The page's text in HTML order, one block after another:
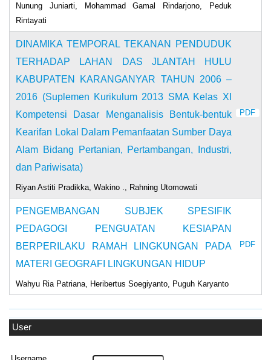
User
Nunung Juniarti, Mohammad Gamal Rindarjono, Peduk
Rintayati
DINAMIKA TEMPORAL TEKANAN PENDUDUK
TERHADAP LAHAN DAS JLANTAH HULU
KABUPATEN KARANGANYAR TAHUN 2006 –
2016 (Suplemen Kurikulum 2013 SMA Kelas XI
Kompetensi Dasar Menganalisis Bentuk-bentuk
Kearifan Lokal Dalam Pemanfaatan Sumber Daya
Alam Bidang Pertanian, Pertambangan, Industri,
dan Pariwisata)
Riyan Astiti Pradikka, Wakino ., Rahning Utomowati
PDF
PENGEMBANGAN SUBJEK SPESIFIK
PEDAGOGI PENGUATAN KESIAPAN
BERPERILAKU RAMAH LINGKUNGAN PADA
MATERI GEOGRAFI LINGKUNGAN HIDUP
Wahyu Ria Patriana, Heribertus Soegiyanto, Puguh Karyanto
PDF